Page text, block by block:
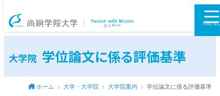
尚絅学院大学
大学院 学位論文に係る評価基準
ホーム 大学・大学院 大学院案内 学位論文に係る評価基準